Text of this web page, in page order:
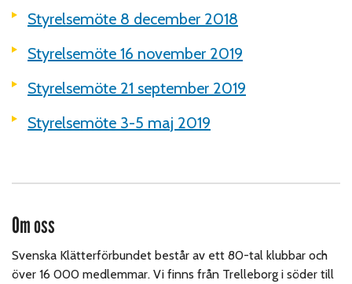
Styrelsemöte 8 december 2018
Styrelsemöte 16 november 2019
Styrelsemöte 21 september 2019
Styrelsemöte 3-5 maj 2019
Om oss
Svenska Klätterförbundet består av ett 80-tal klubbar och
över 16 000 medlemmar. Vi finns från Trelleborg i söder till